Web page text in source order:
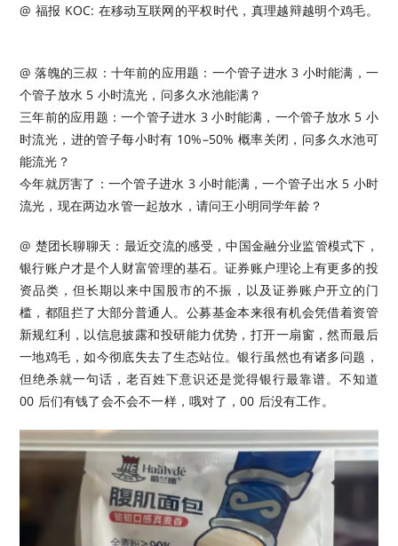
@ 福报 KOC: 在移动互联网的平权时代，真理越辩越明个鸡毛。
@ 落魄的三叔：十年前的应用题：一个管子进水 3 小时能满，一
个管子放水 5 小时流光，问多久水池能满？
三年前的应用题：一个管子进水 3 小时能满，一个管子放水 5 小
时流光，进的管子每小时有 10%–50% 概率关闭，问多久水池可
能流光？
今年就厉害了：一个管子进水 3 小时能满，一个管子出水 5 小时
流光，现在两边水管一起放水，请问王小明同学年龄？
@ 楚团长聊聊天：最近交流的感受，中国金融分业监管模式下，
银行账户才是个人财富管理的基石。证券账户理论上有更多的投
资品类，但长期以来中国股市的不振，以及证券账户开立的门
槛，都阻拦了大部分普通人。公募基金本来很有机会凭借着资管
新规红利，以信息披露和投研能力优势，打开一扇窗，然而最后
一地鸡毛，如今彻底失去了生态站位。银行虽然也有诸多问题，
但绝杀就一句话，老百姓下意识还是觉得银行最靠谱。不知道
00 后们有钱了会不会不一样，哦对了，00 后没有工作。